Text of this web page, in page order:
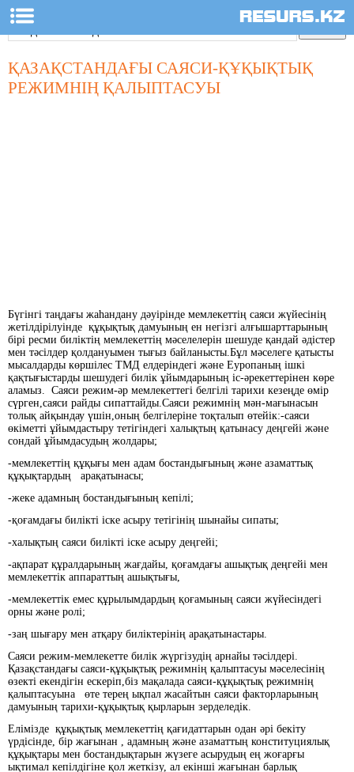
ҚАЗАҚСТАНДАҒЫ САЯСИ-ҚҰҚЫҚТЫҚ
РЕЖИМНІҢ ҚАЛЫПТАСУЫ
Бүгінгі таңдағы жаһандану дәуірінде мемлекеттің саяси жүйесінің
жетілдірілуінде құқықтық дамуының ен негізгі алғышарттарының
бірі ресми биліктің мемлекеттің мәселелерін шешуде қандай әдістер
мен тәсілдер қолдануымен тығыз байланысты.Бұл мәселеге қатысты
мысалдарды көршілес ТМД елдеріндегі және Еуропаның ішкі
қақтығыстарды шешудегі билік ұйымдарының іс-әрекеттерінен көре
аламыз. Саяси режим-әр мемлекеттегі белгілі тарихи кезеңде өмір
сүрген,саяси райды сипаттайды.Саяси режимнің мән-мағынасын
толық айқындау үшін,оның белгілеріне тоқталып өтейік:-саяси
өкіметті ұйымдастыру тетігіндегі халықтың қатынасу деңгейі және
сондай ұйымдасудың жолдары;
-мемлекеттің құқығы мен адам бостандығының және азаматтық
құқықтардың арақатынасы;
-жеке адамның бостандығының кепілі;
-қоғамдағы билікті іске асыру тетігінің шынайы сипаты;
-халықтың саяси билікті іске асыру деңгейі;
-ақпарат құралдарының жағдайы, қоғамдағы ашықтық деңгейі мен
мемлекеттік аппараттың ашықтығы,
-мемлекеттік емес құрылымдардың қоғамының саяси жүйесіндегі
орны және ролі;
-заң шығару мен атқару биліктерінің арақатынастары.
Саяси режим-мемлекетте билік жүргізудің арнайы тәсілдері.
Қазақстандағы саяси-құқықтық режимнің қалыптасуы мәселесінің
өзекті екендігін ескеріп,біз мақалада саяси-құқықтық режимнің
қалыптасуына өте терең ықпал жасайтын саяси факторларының
дамуының тарихи-құқықтық қырларын зерделедік.
Елімізде құқықтық мемлекеттің қағидаттарын одан әрі бекіту
үрдісінде, бір жағынан , адамның және азаматтың конституциялық
құқықтары мен бостандықтарын жүзеге асырудың ең жоғарғы
ықтимал кепілдігіне қол жеткізу, ал екінші жағынан барлық